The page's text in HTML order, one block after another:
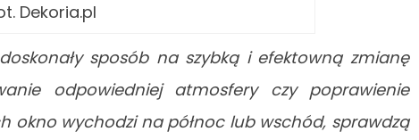
Dekoria.pl
sposób na szybką i efektowną zmianę
odpowiedniej atmosfery czy poprawienie
okno wychodzi na północ lub wschód, sprawdzą